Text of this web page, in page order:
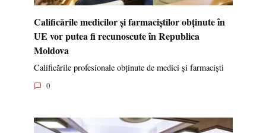
Calificările medicilor și farmaciștilor obținute în
UE vor putea fi recunoscute în Republica
Moldova
Calificările profesionale obținute de medici și farmaciști
0